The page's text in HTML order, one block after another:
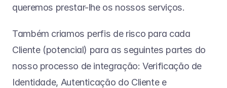
queremos prestar-lhe os nossos serviços.
Também criamos perfis de risco para cada
Cliente (potencial) para as seguintes partes do
nosso processo de integração: Verificação de
Identidade, Autenticação do Cliente e